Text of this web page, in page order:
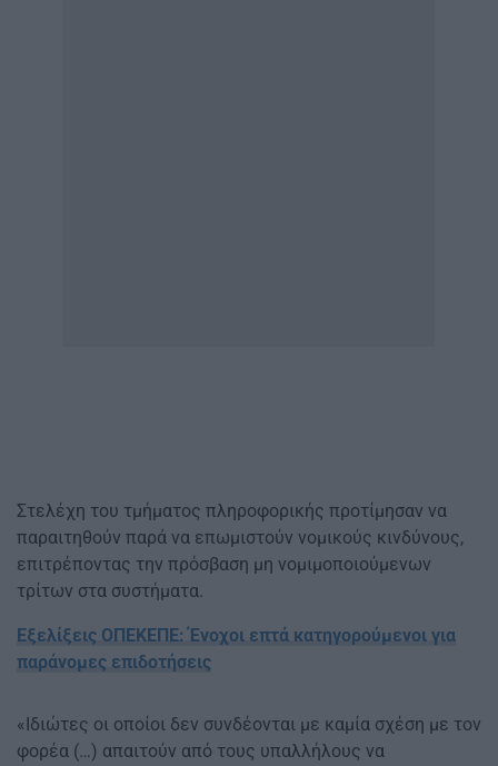
Στελέχη του τμήματος πληροφορικής προτίμησαν να
παραιτηθούν παρά να επωμιστούν νομικούς κινδύνους,
επιτρέποντας την πρόσβαση μη νομιμοποιούμενων
τρίτων στα συστήματα.
Εξελίξεις ΟΠΕΚΕΠΕ: Ένοχοι επτά κατηγορούμενοι για
παράνομες επιδοτήσεις
«Ιδιώτες οι οποίοι δεν συνδέονται με καμία σχέση με τον
φορέα (…) απαιτούν από τους υπαλλήλους να